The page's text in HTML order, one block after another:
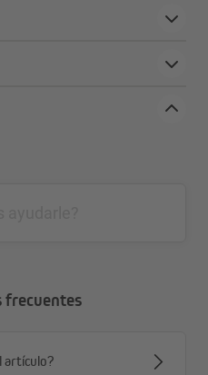
(para marcos de
frecuentes
artículo?